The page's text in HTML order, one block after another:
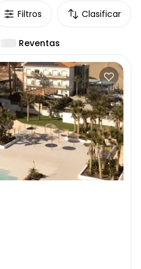
Filtros Clasificar
Reventas